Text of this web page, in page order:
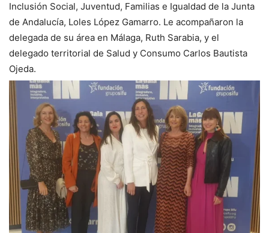
Inclusión Social, Juventud, Familias e Igualdad de la Junta
de Andalucía, Loles López Gamarro. Le acompañaron la
delegada de su área en Málaga, Ruth Sarabia, y el
delegado territorial de Salud y Consumo Carlos Bautista
Ojeda.